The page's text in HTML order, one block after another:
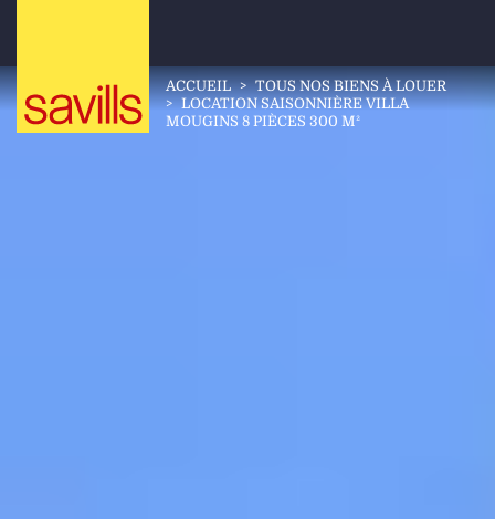
ACCUEIL > TOUS NOS BIENS À LOUER
> LOCATION SAISONNIÈRE VILLA
MOUGINS 8 PIÈCES 300 M²